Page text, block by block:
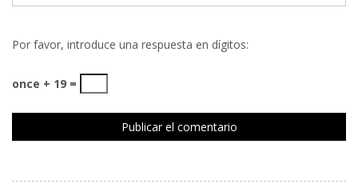
Por favor, introduce una respuesta en dígitos:
once + 19 =